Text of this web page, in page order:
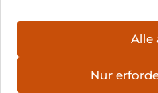
Alle
Nur